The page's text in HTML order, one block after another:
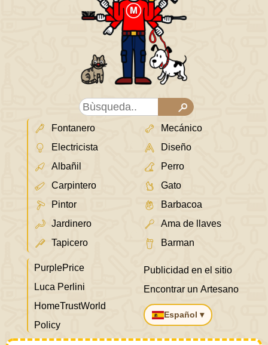
Fontanero
Electricista
Albañil
Carpintero
Pintor
Jardinero
Tapicero
Mecánico
Diseño
Perro
Gato
Barbacoa
Ama de llaves
Barman
PurplePrice
Luca Perlini
HomeTrustWorld
Policy
Publicidad en el sitio
Encontrar un Artesano
Español ▾